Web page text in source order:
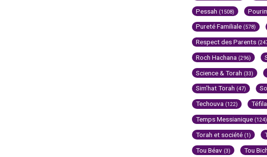
Pessah (1508)
Pureté Familiale (578)
Respect des Parents
Roch Hachana (296)
Science & Torah (33)
Sim'hat Torah (47)
Techouva (122) Téfila
Temps Messianique (124)
Torah et société (1)
Tou Béav (3) Tou